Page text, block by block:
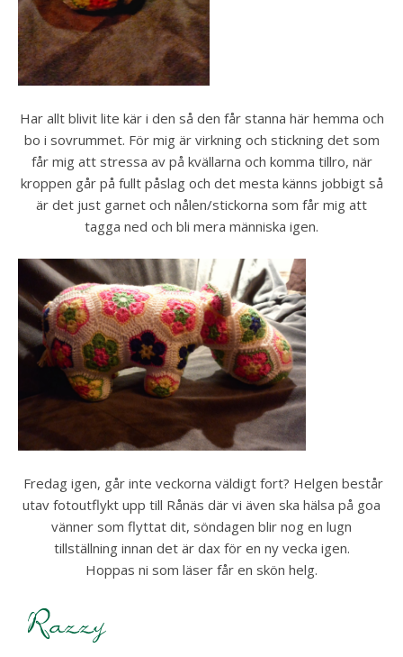
Har allt blivit lite kär i den så den får stanna här hemma och
bo i sovrummet. För mig är virkning och stickning det som
får mig att stressa av på kvällarna och komma tillro, när
kroppen går på fullt påslag och det mesta känns jobbigt så
är det just garnet och nålen/stickorna som får mig att
tagga ned och bli mera människa igen.
Fredag igen, går inte veckorna väldigt fort? Helgen består
utav fotoutflykt upp till Rånäs där vi även ska hälsa på goa
vänner som flyttat dit, söndagen blir nog en lugn
tillställning innan det är dax för en ny vecka igen.
Hoppas ni som läser får en skön helg.